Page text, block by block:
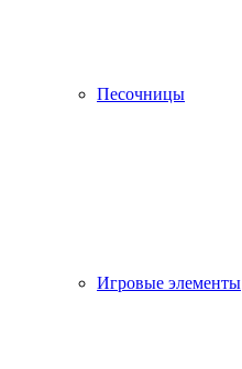
Песочницы
Игровые элементы